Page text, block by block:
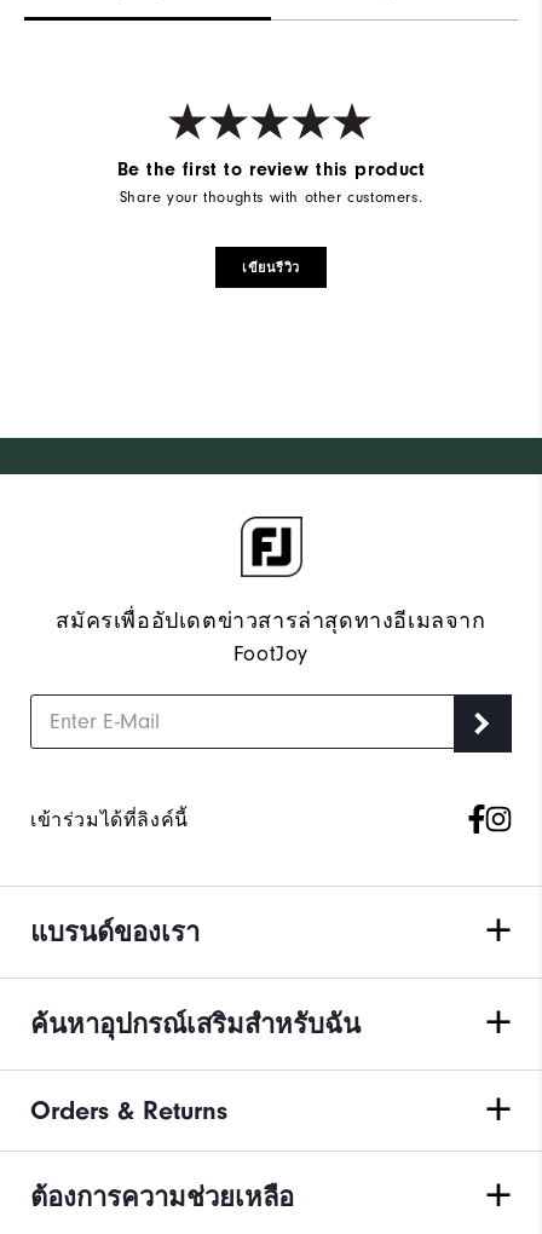
Be the first to review this product
Share your thoughts with other customers.
เขียนรีวิว
สมัครเพื่ออัปเดตข่าวสารล่าสุดทางอีเมลจาก
FootJoy
เข้าร่วมได้ที่ลิงค์นี้
แบรนด์ของเรา
ค้นหาอุปกรณ์เสริมสำหรับฉัน
Orders & Returns
ต้องการความช่วยเหลือ